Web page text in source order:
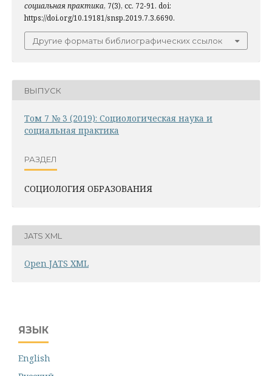
социальная практика, 7(3), сс. 72-91. doi:
https://doi.org/10.19181/snsp.2019.7.3.6690.
Другие форматы библиографических ссылок
ВЫПУСК
Том 7 № 3 (2019): Социологическая наука и
социальная практика
РАЗДЕЛ
СОЦИОЛОГИЯ ОБРАЗОВАНИЯ
JATS XML
Open JATS XML
ЯЗЫК
English